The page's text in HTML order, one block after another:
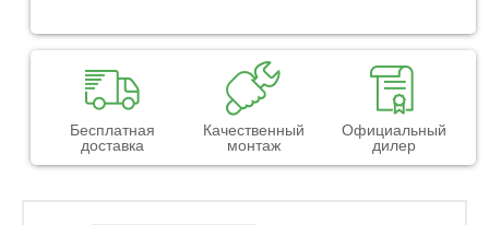
Бесплатная
доставка
Качественный
монтаж
Официальный
дилер